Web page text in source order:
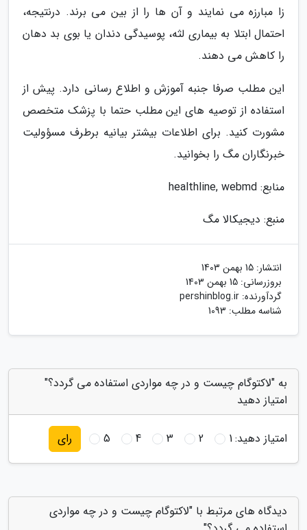
زا مبارزه می نمایند و آن ها را از بین می برند. درنتیجه،
احتمال ابتلا به بیماری لثه، پوسیدگی دندان یا بوی بد دهان
را کاهش می دهند.
این مطلب صرفا جنبه آموزش و اطلاع رسانی دارد. پیش از
استفاده از توصیه های این مطلب حتما با پزشک متخصص
مشورت کنید. برای اطلاعات بیشتر بیانیه برطرف مسؤولیت
خبرنگاران مگ را بخوانید.
منابع: healthline, webmd
منبع: دیجیکالا مگ
انتشار: 15 بهمن 1403
بروزرسانی: 15 بهمن 1403
گردآورنده: pershinblog.ir
شناسه مطلب: 1093
به "لاکتوگام چیست و در چه مواردی استفاده می گردد؟"
امتیاز دهید
امتیاز دهید:1
2
3
4
5 رای
دیدگاه های مرتبط با "لاکتوگام چیست و در چه مواردی